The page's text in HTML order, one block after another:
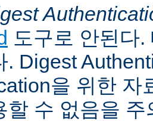
도구로 안된다
. Digest
을 위한 자
할 수 없음을 주